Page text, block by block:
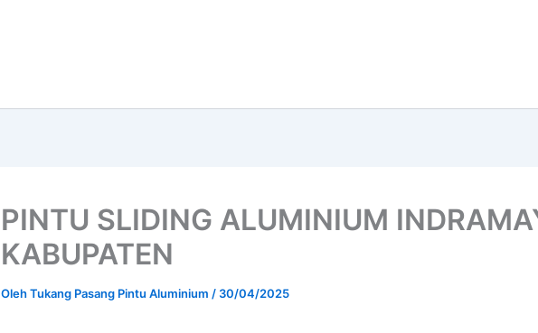
PINTU SLIDING ALUMINIUM
KABUPATEN
OlehTukang Pasang Pintu Aluminium / 30/04/2025